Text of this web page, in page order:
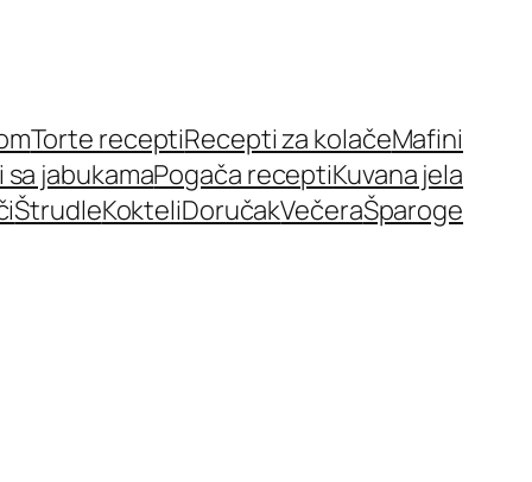
Torte receptiRecepti za kolačeMafini
jabukamaPogača receptiKuvana jela
ŠtrudleKokteliDoručakVečeraŠparoge